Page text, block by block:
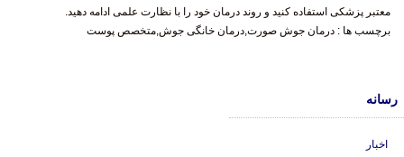
معتبر پزشکی استفاده کنید و روند درمان خود را با نظارت علمی ادامه دهید.
برچسب ها : درمان جوش صورت,درمان خانگی جوش,متخصص پوست
رسانه
اخبار